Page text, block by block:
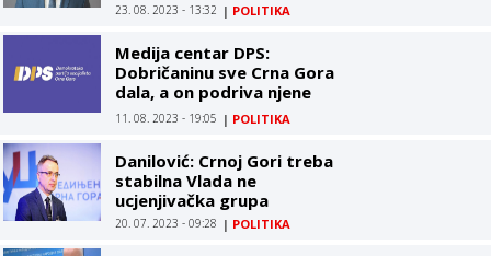
23. 08. 2023 - 13:32 | POLITIKA
Medija centar DPS:
Dobričaninu sve Crna Gora
dala, a on podriva njene
temelje
11. 08. 2023 - 19:05 | POLITIKA
Danilović: Crnoj Gori treba
stabilna Vlada ne
ucjenjivačka grupa
20. 07. 2023 - 09:28 | POLITIKA